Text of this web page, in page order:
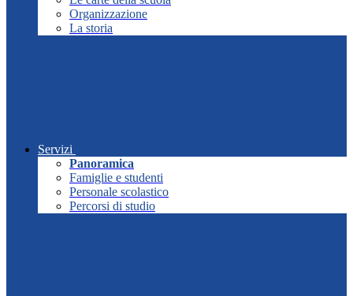
Organizzazione
La storia
Servizi
Panoramica
Famiglie e studenti
Personale scolastico
Percorsi di studio